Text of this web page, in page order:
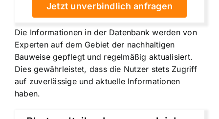
Jetzt unverbindlich anfragen
Die Informationen in der Datenbank werden von
Experten auf dem Gebiet der nachhaltigen
Bauweise gepflegt und regelmäßig aktualisiert.
Dies gewährleistet, dass die Nutzer stets Zugriff
auf zuverlässige und aktuelle Informationen
haben.